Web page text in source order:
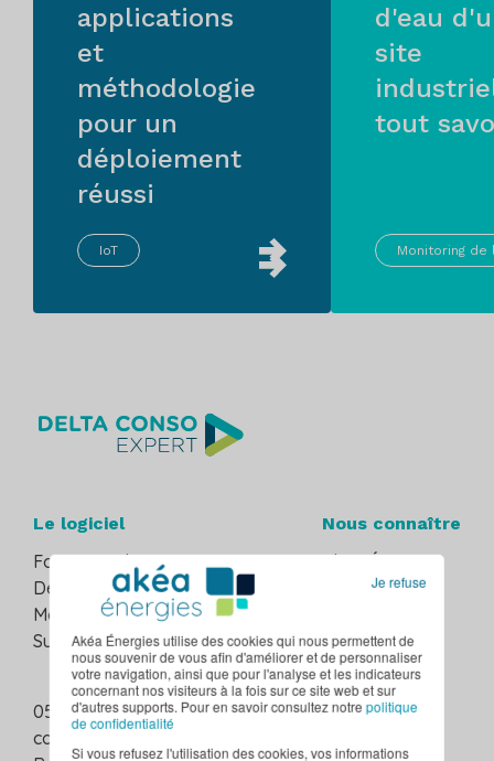
Akéa Énergies utilise des cookies qui nous permettent de
nous souvenir de vous afin d'améliorer et de personnaliser
votre navigation, ainsi que pour l'analyse et les indicateurs
concernant nos visiteurs à la fois sur ce site web et sur
d'autres supports. Pour en savoir consultez notre politique
de confidentialité
Si vous refusez l'utilisation des cookies, vos informations
Je refuse
applications
et
méthodologie
pour un
déploiement
réussi
IoT
d'eau
site
tout
Monitoring de
05 49 62 03 25
contact@deltaconso-expert.fr
Le logiciel
Fonctionnalités
Décret tertiaire
Monitoring de l'énergie
Suivi des compteurs d'eau
Nous connaître
Akéa Énergies